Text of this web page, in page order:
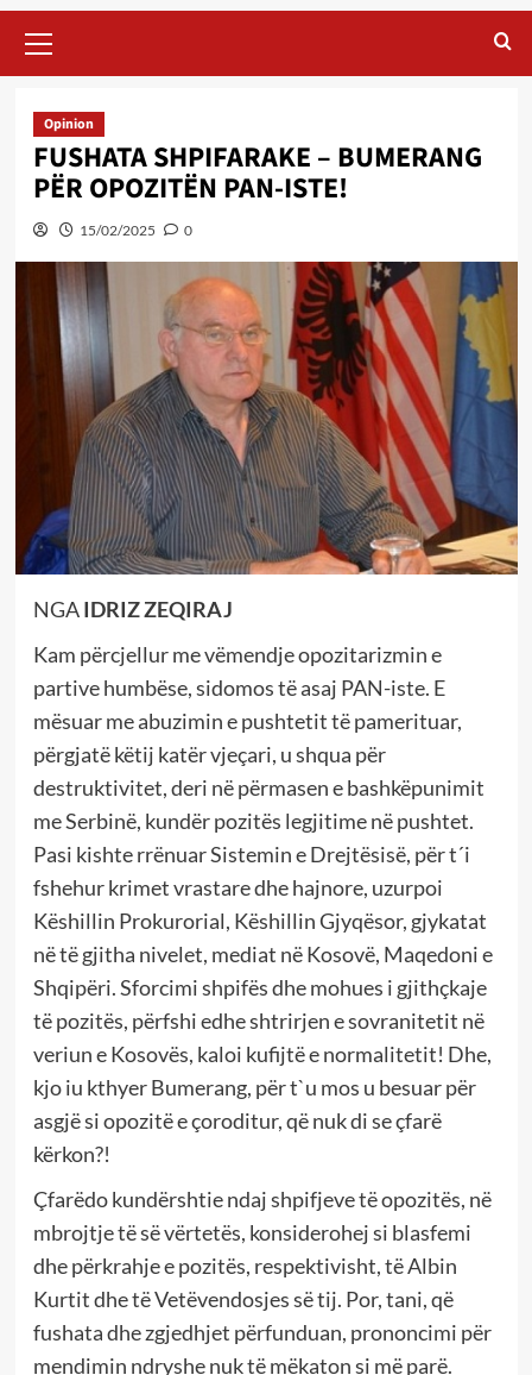
Menu
Opinion
FUSHATA SHPIFARAKE – BUMERANG
PËR OPOZITËN PAN-ISTE!
15/02/2025 0
NGAIDRIZ ZEQIRAJ
Kam përcjellur me vëmendje opozitarizmin e
partive humbëse, sidomos të asaj PAN-iste. E
mësuar me abuzimin e pushtetit të pamerituar,
përgjatë këtij katër vjeçari, u shqua për
destruktivitet, deri në përmasen e bashkëpunimit
me Serbinë, kundër pozitës legjitime në pushtet.
Pasi kishte rrënuar Sistemin e Drejtësisë, për t´i
fshehur krimet vrastare dhe hajnore, uzurpoi
Këshillin Prokurorial, Këshillin Gjyqësor, gjykatat
në të gjitha nivelet, mediat në Kosovë, Maqedoni e
Shqipëri. Sforcimi shpifës dhe mohues i gjithçkaje
të pozitës, përfshi edhe shtrirjen e sovranitetit në
veriun e Kosovës, kaloi kufijtë e normalitetit! Dhe,
kjo iu kthyer Bumerang, për t`u mos u besuar për
asgjë si opozitë e çoroditur, që nuk di se çfarë
kërkon?!
Çfarëdo kundërshtie ndaj shpifjeve të opozitës, në
mbrojtje të së vërtetës, konsiderohej si blasfemi
dhe përkrahje e pozitës, respektivisht, të Albin
Kurtit dhe të Vetëvendosjes së tij. Por, tani, që
fushata dhe zgjedhjet përfunduan, prononcimi për
mendimin ndryshe nuk të mëkaton si më parë.